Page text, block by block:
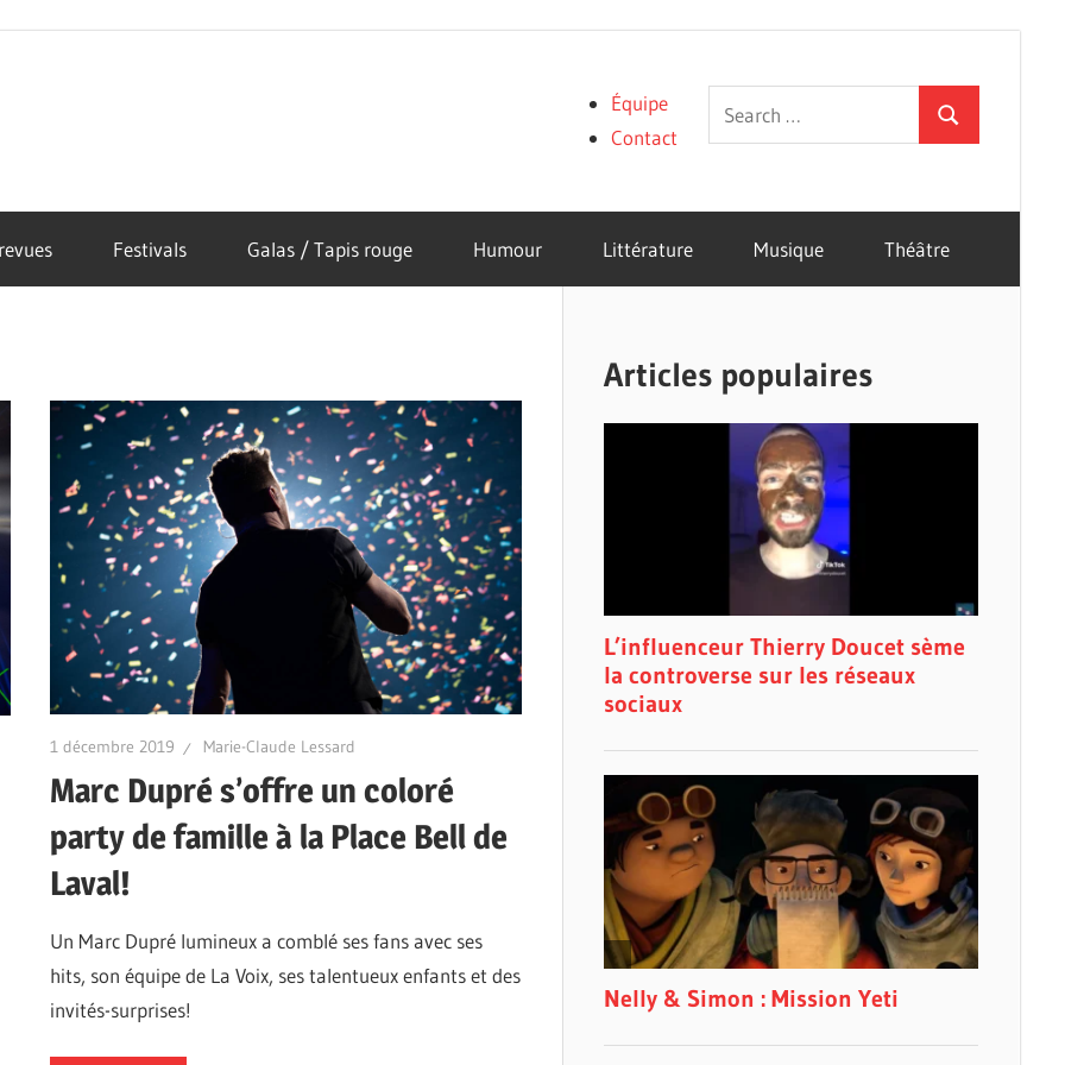
Search
for:
Search
Équipe
Contact
Festivals Galas / Tapis rouge Humour Littérature Musique Théâtre
1 décembre 2019 Marie-Claude Lessard
Marc Dupré s’offre un coloré
party de famille à la Place Bell de
Laval!
Un Marc Dupré lumineux a comblé ses fans avec ses
hits, son équipe de La Voix, ses talentueux enfants et des
invités-surprises!
Articles populaires